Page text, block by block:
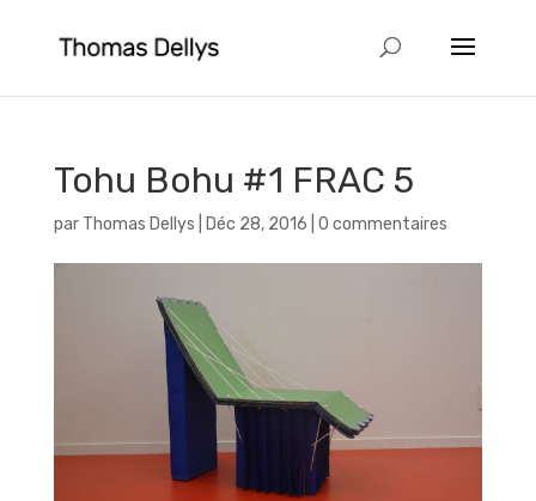
Tohu Bohu #1 FRAC 5
par Thomas Dellys Déc 28, 2016 0 commentaires